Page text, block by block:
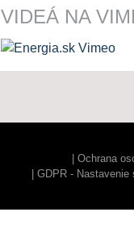
VIDEÁ NA
Ochrana
GDPR - Nastavenie